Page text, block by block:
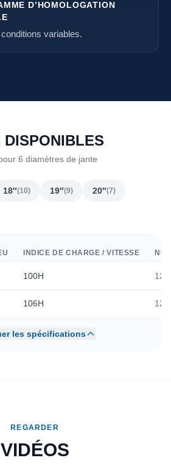
D’HOMOLOGATION
conditions variables.
DISPONIBLES
6 diamètres de jante
18″(10) 19″(9) 20″(7)
INDICE DE CHARGE / VITESSE
100H
106H
les spécifications
REGARDER
VIDÉOS